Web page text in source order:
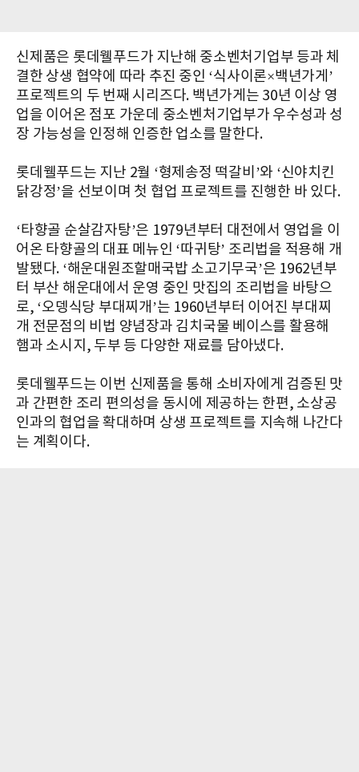
신제품은 롯데웰푸드가 지난해 중소벤처기업부 등과 체
결한 상생 협약에 따라 추진 중인 ‘식사이론×백년가게’
프로젝트의 두 번째 시리즈다. 백년가게는 30년 이상 영
업을 이어온 점포 가운데 중소벤처기업부가 우수성과 성
장 가능성을 인정해 인증한 업소를 말한다.
롯데웰푸드는 지난 2월 ‘형제송정 떡갈비’와 ‘신야치킨
닭강정’을 선보이며 첫 협업 프로젝트를 진행한 바 있다.
‘타향골 순살감자탕’은 1979년부터 대전에서 영업을 이
어온 타향골의 대표 메뉴인 ‘따귀탕’ 조리법을 적용해 개
발됐다. ‘해운대원조할매국밥 소고기무국’은 1962년부
터 부산 해운대에서 운영 중인 맛집의 조리법을 바탕으
로, ‘오뎅식당 부대찌개’는 1960년부터 이어진 부대찌
개 전문점의 비법 양념장과 김치국물 베이스를 활용해
햄과 소시지, 두부 등 다양한 재료를 담아냈다.
롯데웰푸드는 이번 신제품을 통해 소비자에게 검증된 맛
과 간편한 조리 편의성을 동시에 제공하는 한편, 소상공
인과의 협업을 확대하며 상생 프로젝트를 지속해 나간다
는 계획이다.